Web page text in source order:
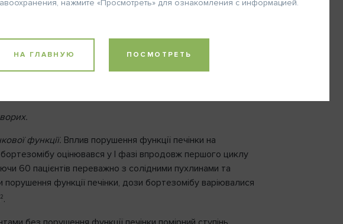
кліренс становив 102 та 112 л/год після першої
функції. Вплив порушення функції печінки на
оцінювався у І фазі впродовж першого циклу
60 пацієнтів переважно з солідними пухлинами та
порушення функції печінки, дози бортезомібу варіювалися
2.
нажмите «Просмотреть» для ознакомления с информацией.
НА ГЛАВНУЮ ПОСМОТРЕТЬ
Шаг 1 2
ЗАРЕГИСТРИРОВАТЬСЯ